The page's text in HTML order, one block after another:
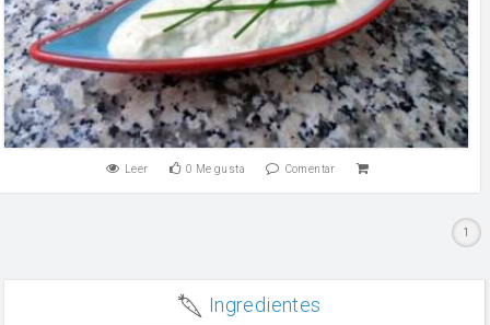
Leer 0 Me gusta Comentar
1
Ingredientes